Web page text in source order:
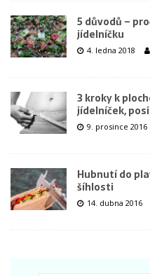
5 důvodů –
jídelníčku
4. ledna 2018
3 kroky k
jídelníček,
9. prosince 2016
Hubnutí do
šíhlosti
14. dubna 2016